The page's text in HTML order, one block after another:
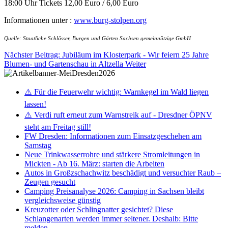
18:00 Uhr Tickets 12,00 Euro / 6,00 Euro
Informationen unter : www.burg-stolpen.org
Quelle: Staatliche Schlösser, Burgen und Gärten Sachsen gemeinnützige GmbH
Nächster Beitrag: Jubiläum im Klosterpark - Wir feiern 25 Jahre
Blumen- und Gartenschau in Altzella Weiter
⚠️ Für die Feuerwehr wichtig: Warnkegel im Wald liegen
lassen!
⚠️ Verdi ruft erneut zum Warnstreik auf - Dresdner ÖPNV
steht am Freitag still!
FW Dresden: Informationen zum Einsatzgeschehen am
Samstag
Neue Trinkwasserrohre und stärkere Stromleitungen in
Mickten - Ab 16. März: starten die Arbeiten
Autos in Großzschachwitz beschädigt und versuchter Raub –
Zeugen gesucht
Camping Preisanalyse 2026: Camping in Sachsen bleibt
vergleichsweise günstig
Kreuzotter oder Schlingnatter gesichtet? Diese
Schlangenarten werden immer seltener. Deshalb: Bitte